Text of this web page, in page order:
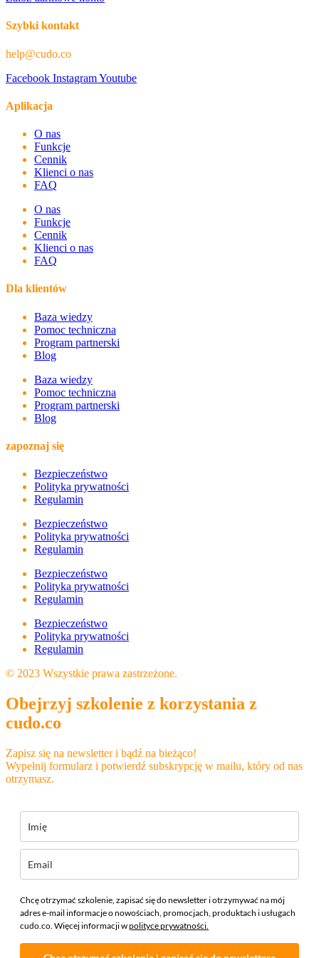
Szybki kontakt
help@cudo.co
Facebook InstagramYoutube
Aplikacja
O nas
Funkcje
Cennik
Klienci o nas
FAQ
O nas
Funkcje
Cennik
Klienci o nas
FAQ
Dla klientów
Baza wiedzy
Pomoc techniczna
Program partnerski
Blog
Baza wiedzy
Pomoc techniczna
Program partnerski
Blog
zapoznaj się
Bezpieczeństwo
Polityka prywatności
Regulamin
Bezpieczeństwo
Polityka prywatności
Regulamin
Bezpieczeństwo
Polityka prywatności
Regulamin
Bezpieczeństwo
Polityka prywatności
Regulamin
© 2023 Wszystkie prawa zastrzeżone.
Obejrzyj szkolenie z korzystania z
cudo.co
Zapisz się na newsletter i bądź na bieżąco!
Wypełnij formularz i potwierdź subskrypcję w mailu, który od nas
otrzymasz.
Chcę otrzymać szkolenie, zapisać się do newsletter i otrzymywać na mój
adres e-mail informacje o nowościach, promocjach, produktach i usługach
cudo.co. Więcej informacji wpolityce prywatności.